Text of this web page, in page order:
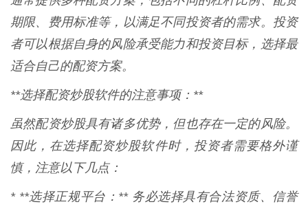
期限、费用标准等，以满足不同投资者的需求。投资
者可以根据自身的风险承受能力和投资目标，选择最
适合自己的配资方案。
**选择配资炒股软件的注意事项：**
虽然配资炒股具有诸多优势，但也存在一定的风险。
因此，在选择配资炒股软件时，投资者需要格外谨
慎，注意以下几点：
* **选择正规平台：** 务必选择具有合法资质、信誉